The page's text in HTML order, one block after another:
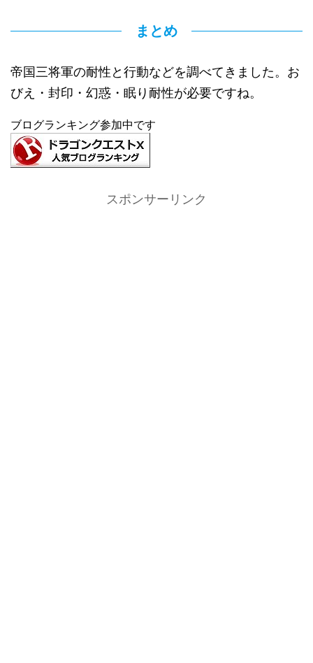
まとめ
帝国三将軍の耐性と行動などを調べてきました。お
びえ・封印・幻惑・眠り耐性が必要ですね。
ブログランキング参加中です
スポンサーリンク